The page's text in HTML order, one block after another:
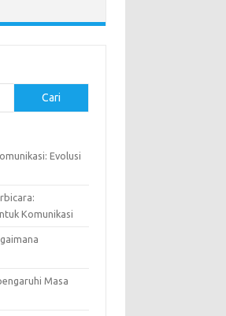
Cari
Evolusi
Komunikasi
Masa